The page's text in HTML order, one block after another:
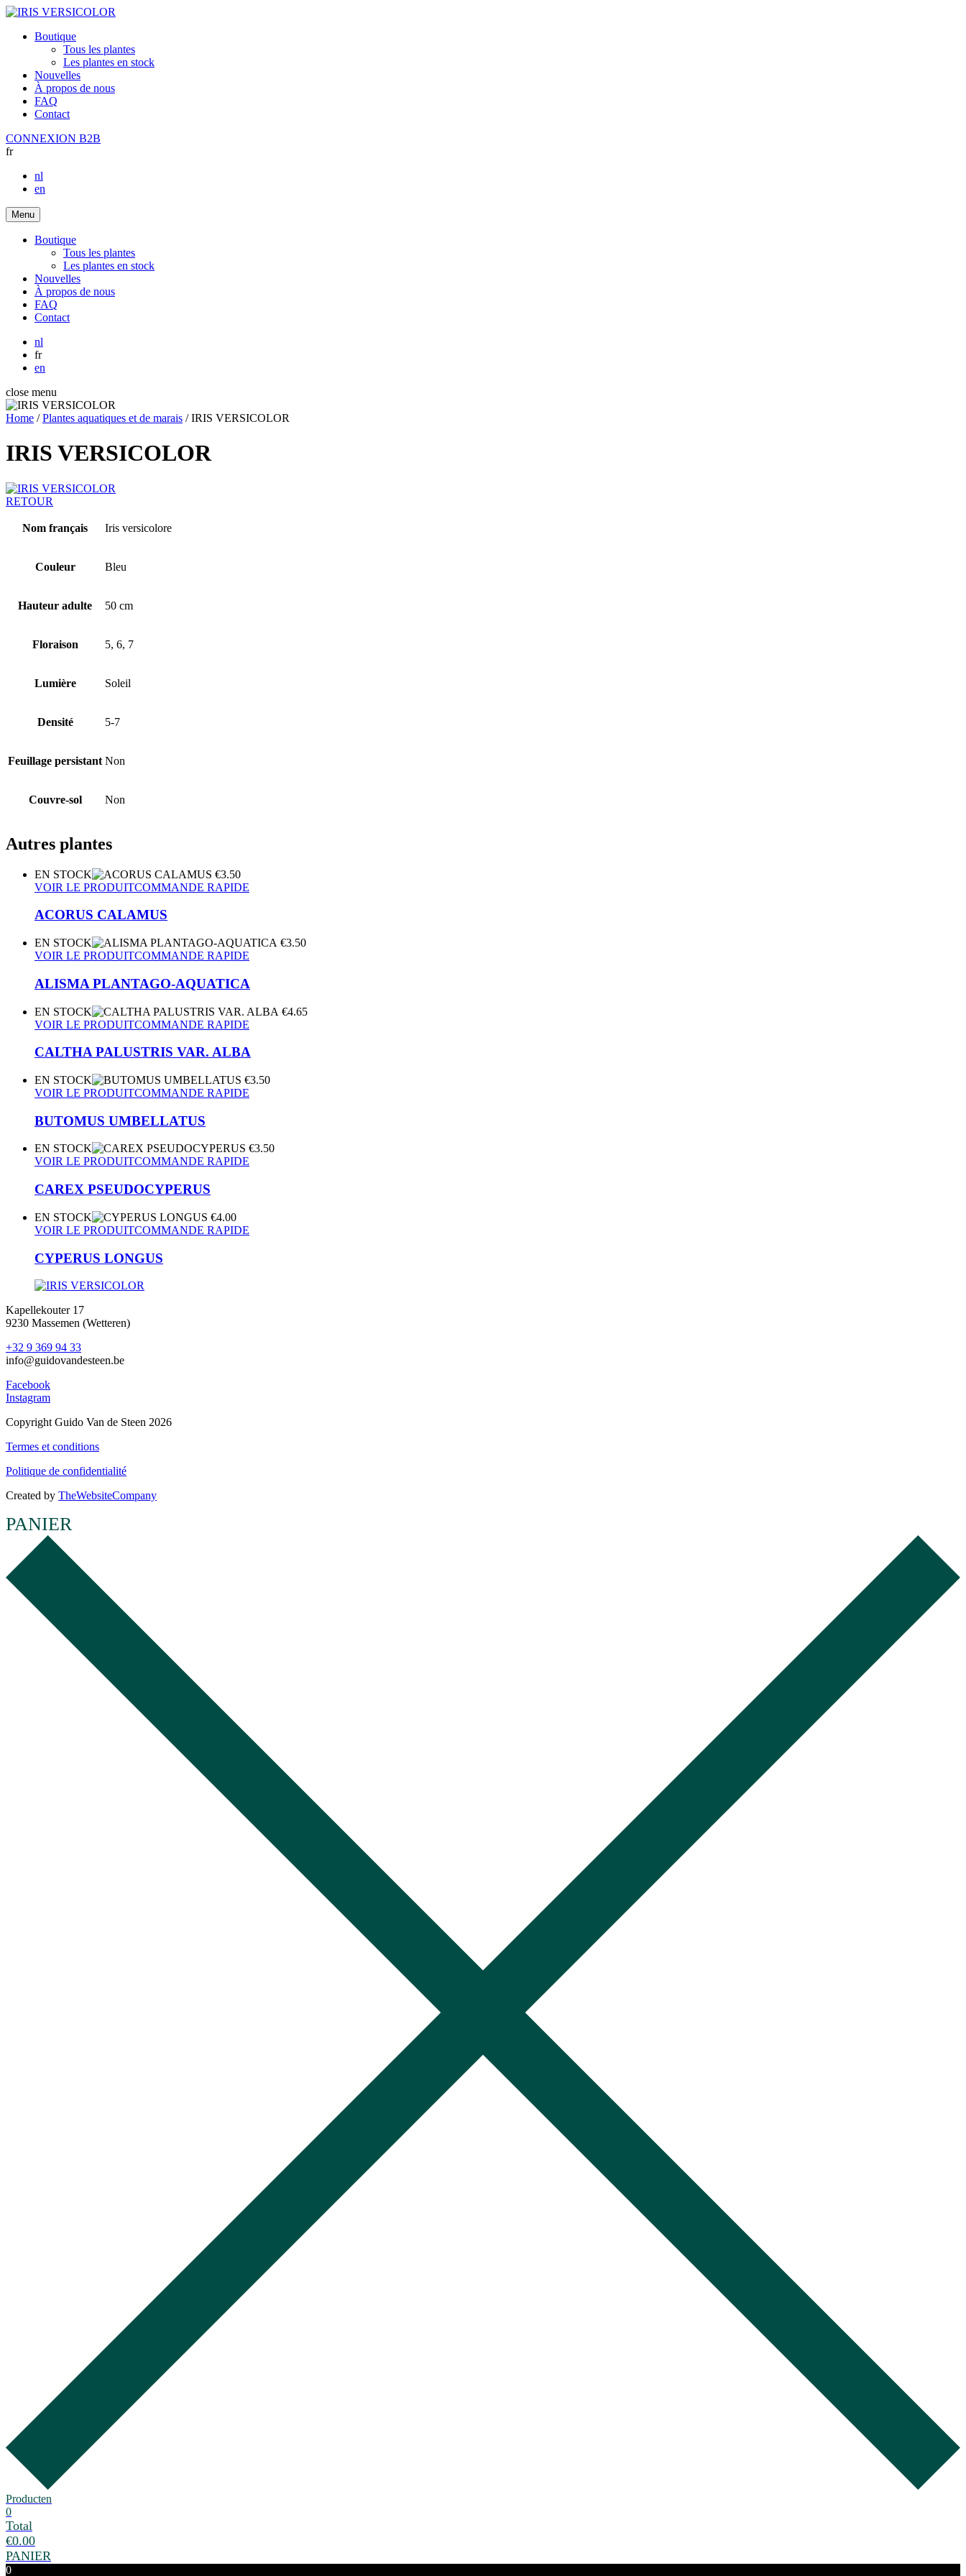
Boutique
Tous les plantes
Les plantes en stock
Nouvelles
À propos de nous
FAQ
Contact
CONNEXION B2B
fr
nl
en
Menu
Boutique
Tous les plantes
Les plantes en stock
Nouvelles
À propos de nous
FAQ
Contact
nl
fr
en
close menu
Home / Plantes aquatiques et de marais / IRIS VERSICOLOR
IRIS VERSICOLOR
RETOUR
Nom français Iris versicolore
Couleur Bleu
Hauteur adulte 50 cm
Floraison 5, 6, 7
Lumière Soleil
Densité 5-7
Feuillage persistant Non
Couvre-sol Non
Autres plantes
EN STOCK €3.50
VOIR LE PRODUITCOMMANDE RAPIDE
ACORUS CALAMUS
EN STOCK €3.50
VOIR LE PRODUITCOMMANDE RAPIDE
ALISMA PLANTAGO-AQUATICA
EN STOCK €4.65
VOIR LE PRODUITCOMMANDE RAPIDE
CALTHA PALUSTRIS VAR. ALBA
EN STOCK €3.50
VOIR LE PRODUITCOMMANDE RAPIDE
BUTOMUS UMBELLATUS
EN STOCK €3.50
VOIR LE PRODUITCOMMANDE RAPIDE
CAREX PSEUDOCYPERUS
EN STOCK €4.00
VOIR LE PRODUITCOMMANDE RAPIDE
CYPERUS LONGUS
Kapellekouter 17
9230 Massemen (Wetteren)
+32 9 369 94 33
info@guidovandesteen.be
Facebook
Instagram
Copyright Guido Van de Steen 2026
Termes et conditions
Politique de confidentialité
Created by TheWebsiteCompany
PANIER
Producten
0
Total
€0.00
PANIER
0